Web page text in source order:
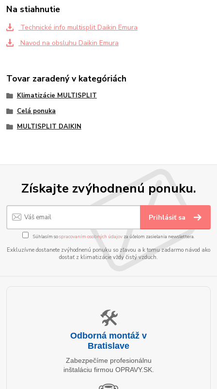
Na stiahnutie
Technické info multisplit Daikin Emura
Navod na obsluhu Daikin Emura
Tovar zaradený v kategóriách
Klimatizácie MULTISPLIT
Celá ponuka
MULTISPLIT DAIKIN
Získajte zvýhodnenú ponuku.
Prihlásiť sa
Súhlasím sospracovaním osobných údajov za účelom zasielania newslettera.
Exkluzívne dostanete zvýhodnenú ponuku so zľavou a k tomu zadarmo návod ako
dostať z klimatizácie vždy čistý vzduch.
🛠️
Odborná montáž v
Bratislave
Zabezpečíme profesionálnu
inštaláciu firmou OPRAVY.SK.